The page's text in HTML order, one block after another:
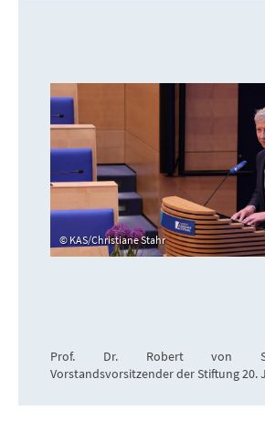
KAS/Christiane Stahr
Prof. Dr. Robert von
Vorstandsvorsitzender der Stiftung 20.